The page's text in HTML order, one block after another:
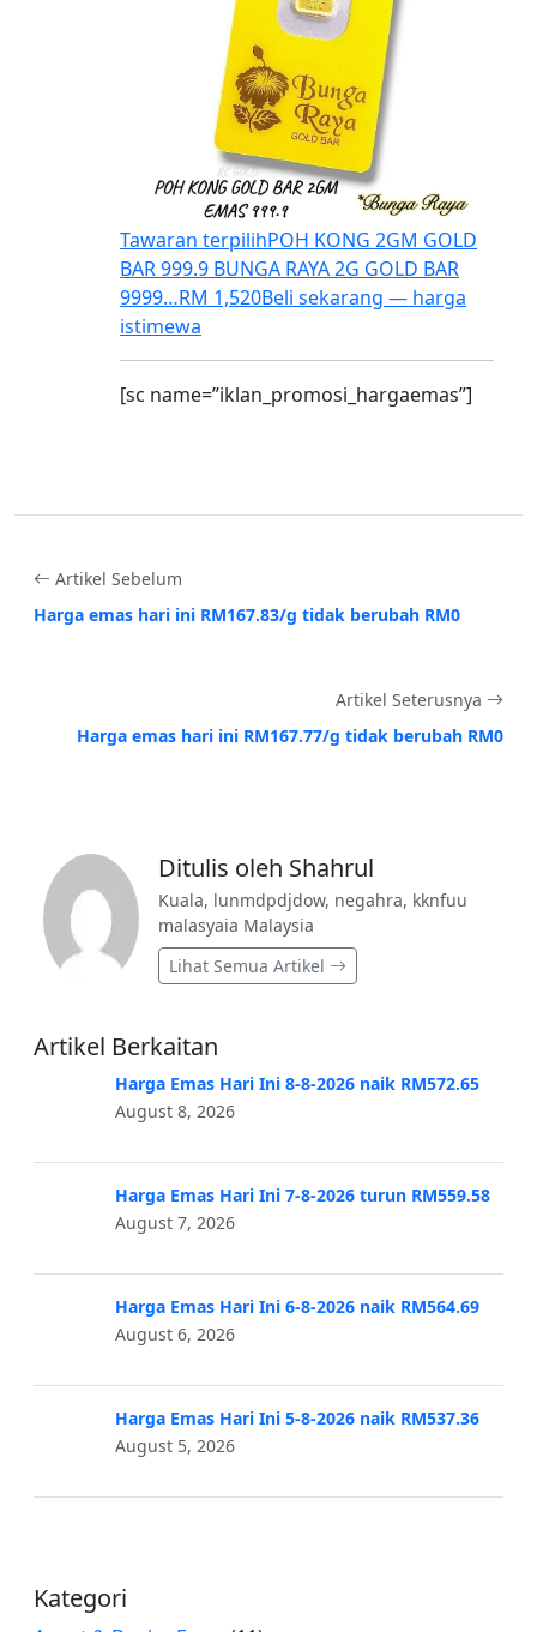
Tawaran terpilihPOH KONG 2GM GOLD
BAR 999.9 BUNGA RAYA 2G GOLD BAR
9999…RM 1,520Beli sekarang — harga
istimewa
[sc name=”iklan_promosi_hargaemas”]
Artikel Sebelum
Harga emas hari ini RM167.83/g tidak berubah RM0
Artikel Seterusnya
Harga emas hari ini RM167.77/g tidak berubah RM0
Ditulis oleh Shahrul
Kuala, lunmdpdjdow, negahra, kknfuu
malasyaia Malaysia
Lihat Semua Artikel
Artikel Berkaitan
Harga Emas Hari Ini 8-8-2026 naik RM572.65
August 8, 2026
Harga Emas Hari Ini 7-8-2026 turun RM559.58
August 7, 2026
Harga Emas Hari Ini 6-8-2026 naik RM564.69
August 6, 2026
Harga Emas Hari Ini 5-8-2026 naik RM537.36
August 5, 2026
Kategori